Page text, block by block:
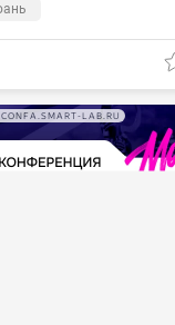
LAB.RU